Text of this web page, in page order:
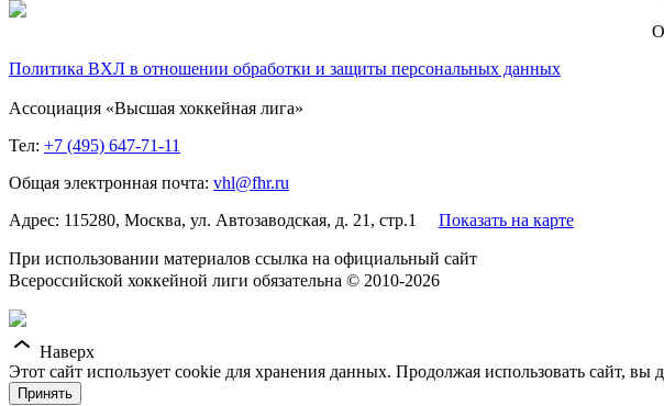
Политика ВХЛ в отношении обработки и защиты персональных данных
Ассоциация «Высшая хоккейная лига»
Тел: +7 (495) 647-71-11
Общая электронная почта: vhl@fhr.ru
Адрес: 115280, Москва, ул. Автозаводская, д. 21, стр.1 Показать на карте
При использовании материалов ссылка на официальный сайт
Всероссийской хоккейной лиги обязательна © 2010-2026
Наверх
Этот сайт использует cookie для хранения данных. Продолжая использовать сайт, вы
Принять